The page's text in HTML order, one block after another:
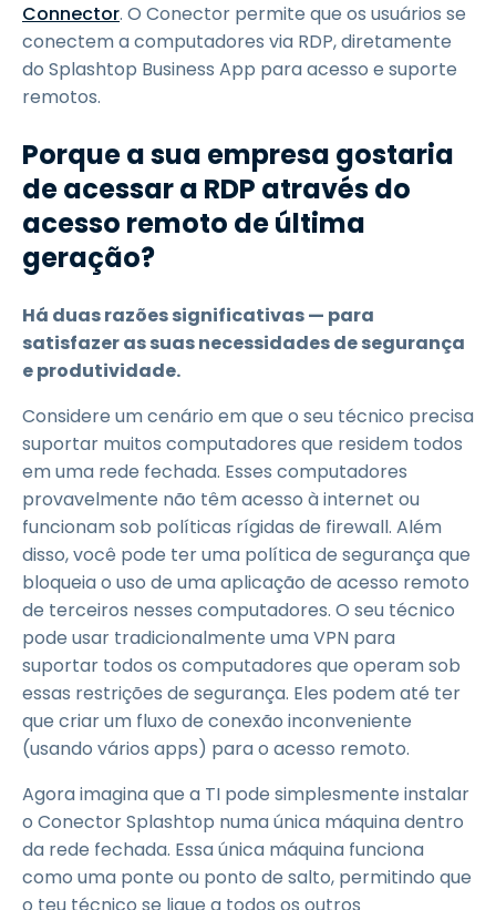
Connector. O Conector permite que os usuários se
conectem a computadores via RDP, diretamente
do Splashtop Business App para acesso e suporte
remotos.
Porque a sua empresa gostaria
de acessar a RDP através do
acesso remoto de última
geração?
Há duas razões significativas — para
satisfazer as suas necessidades de segurança
e produtividade.
Considere um cenário em que o seu técnico precisa
suportar muitos computadores que residem todos
em uma rede fechada. Esses computadores
provavelmente não têm acesso à internet ou
funcionam sob políticas rígidas de firewall. Além
disso, você pode ter uma política de segurança que
bloqueia o uso de uma aplicação de acesso remoto
de terceiros nesses computadores. O seu técnico
pode usar tradicionalmente uma VPN para
suportar todos os computadores que operam sob
essas restrições de segurança. Eles podem até ter
que criar um fluxo de conexão inconveniente
(usando vários apps) para o acesso remoto.
Agora imagina que a TI pode simplesmente instalar
o Conector Splashtop numa única máquina dentro
da rede fechada. Essa única máquina funciona
como uma ponte ou ponto de salto, permitindo que